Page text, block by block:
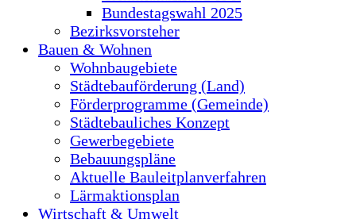
Bundestagswahl 2025
Bezirksvorsteher
Bauen & Wohnen
Wohnbaugebiete
Städtebauförderung (Land)
Förderprogramme (Gemeinde)
Städtebauliches Konzept
Gewerbegebiete
Bebauungspläne
Aktuelle Bauleitplanverfahren
Lärmaktionsplan
Wirtschaft & Umwelt